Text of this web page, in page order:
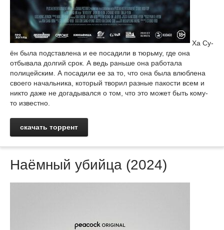
Ха Су-
ён была подставлена и ее посадили в тюрьму, где она
отбывала долгий срок. А ведь раньше она работала
полицейским. А посадили ее за то, что она была влюблена
своего начальника, который творил разные пакости всем и
никто даже не догадывался о том, что это может быть кому-
то известно.
скачать торрент
Наёмный убийца (2024)